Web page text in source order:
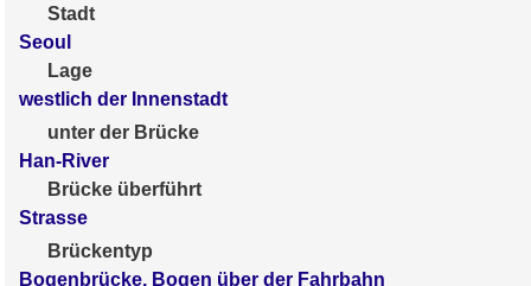
Stadt
Seoul
Lage
westlich der Innenstadt
unter der Brücke
Han-River
Brücke überführt
Strasse
Brückentyp
Bogenbrücke, Bogen über der Fahrbahn